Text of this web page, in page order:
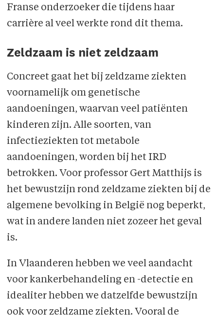
Franse onderzoeker die tijdens haar
carrière al veel werkte rond dit thema.
Zeldzaam is niet zeldzaam
Concreet gaat het bij zeldzame ziekten
voornamelijk om genetische
aandoeningen, waarvan veel patiënten
kinderen zijn. Alle soorten, van
infectieziekten tot metabole
aandoeningen, worden bij het IRD
betrokken. Voor professor Gert Matthijs is
het bewustzijn rond zeldzame ziekten bij de
algemene bevolking in België nog beperkt,
wat in andere landen niet zozeer het geval
is.
In Vlaanderen hebben we veel aandacht
voor kankerbehandeling en -detectie en
idealiter hebben we datzelfde bewustzijn
ook voor zeldzame ziekten. Vooral de